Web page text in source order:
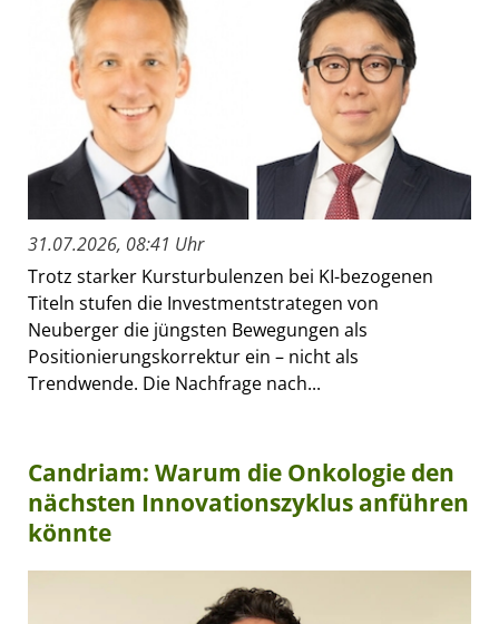
31.07.2026, 08:41 Uhr
Trotz starker Kursturbulenzen bei KI-bezogenen
Titeln stufen die Investmentstrategen von
Neuberger die jüngsten Bewegungen als
Positionierungskorrektur ein – nicht als
Trendwende. Die Nachfrage nach...
Candriam: Warum die Onkologie den
nächsten Innovationszyklus anführen
könnte